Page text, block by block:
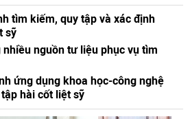
tìm kiếm, quy tập và xác định
sỹ
nguồn tư liệu phục vụ tìm
ứng dụng khoa học-công nghệ
hài cốt liệt sỹ